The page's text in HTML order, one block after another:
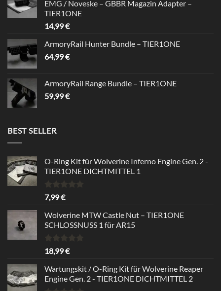
39,99 € 34,99 €.
EMG / Noveske – GBBR Magazin Adapter –
TIER1ONE
14,99€
ArmoryRail Hunter Bundle – TIER1ONE
64,99€
ArmoryRail Range Bundle – TIER1ONE
59,99€
BEST SELLER
O-Ring Kit für Wolverine Inferno Engine Gen. 2 -
TIER1ONE DICHTMITTEL 1
Bewertet
mit
von 5
7,99€
Wolverine MTW Castle Nut – TIER1ONE
SCHLOSSNUSS 1 für AR15
Bewertet
mit
von 5
18,99€
Wartungskit / O-Ring Kit für Wolverine Reaper
Engine Gen. 2 - TIER1ONE DICHTMITTEL 2